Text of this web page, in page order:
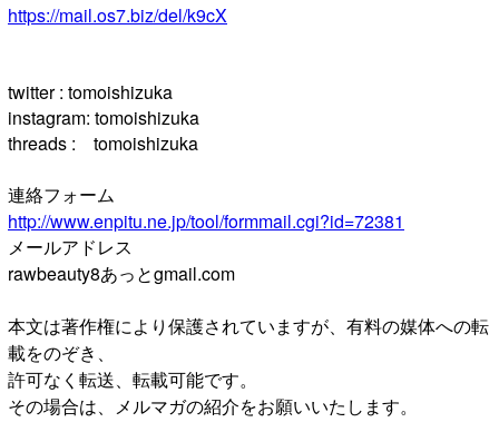
https://mail.os7.biz/del/k9cX
twitter : tomoishizuka
instagram: tomoishizuka
threads : tomoishizuka
連絡フォーム
http://www.enpitu.ne.jp/tool/formmail.cgi?id=72381
メールアドレス
rawbeauty8あっとgmail.com
本文は著作権により保護されていますが、有料の媒体への転
載をのぞき、
許可なく転送、転載可能です。
その場合は、メルマガの紹介をお願いいたします。